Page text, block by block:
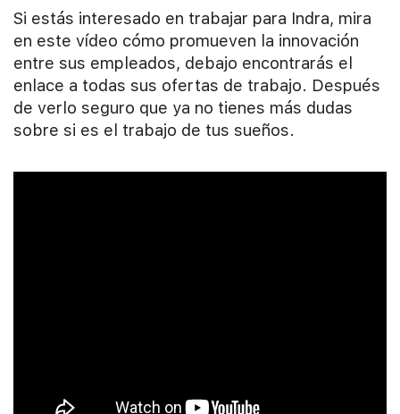
Si estás interesado en trabajar para Indra, mira
en este vídeo cómo promueven la innovación
entre sus empleados, debajo encontrarás el
enlace a todas sus ofertas de trabajo. Después
de verlo seguro que ya no tienes más dudas
sobre si es el trabajo de tus sueños.